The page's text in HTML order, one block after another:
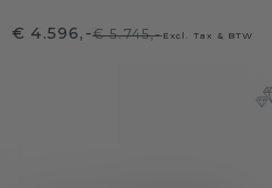
€ 4.596,-€ 5.745,-Excl. Tax & BTW